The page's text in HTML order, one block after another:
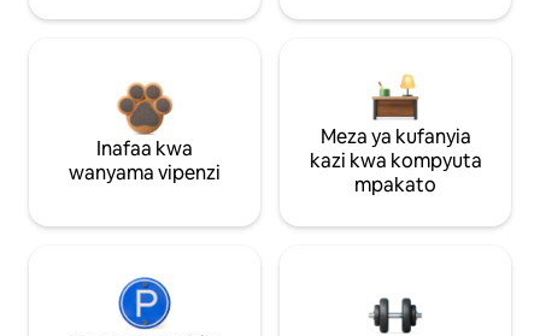
Inafaa kwa
wanyama vipenzi
Meza ya kufanyia
kazi kwa kompyuta
mpakato